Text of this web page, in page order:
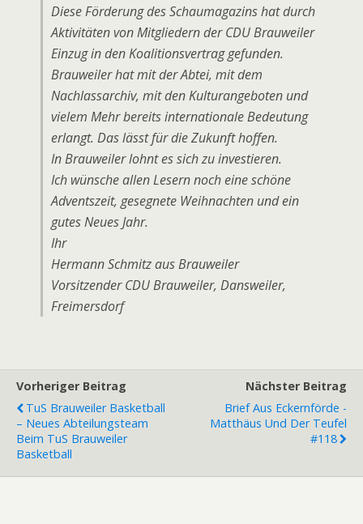
Diese Förderung des Schaumagazins hat durch
Aktivitäten von Mitgliedern der CDU Brauweiler
Einzug in den Koalitionsvertrag gefunden.
Brauweiler hat mit der Abtei, mit dem
Nachlassarchiv, mit den Kulturangeboten und
vielem Mehr bereits internationale Bedeutung
erlangt. Das lässt für die Zukunft hoffen.
In Brauweiler lohnt es sich zu investieren.
Ich wünsche allen Lesern noch eine schöne
Adventszeit, gesegnete Weihnachten und ein
gutes Neues Jahr.
Ihr
Hermann Schmitz aus Brauweiler
Vorsitzender CDU Brauweiler, Dansweiler,
Freimersdorf
Vorheriger Beitrag
TuS Brauweiler Basketball
– Neues Abteilungsteam
Beim TuS Brauweiler
Basketball
Nächster Beitrag
Brief Aus Eckernförde -
Matthäus Und Der Teufel
#118